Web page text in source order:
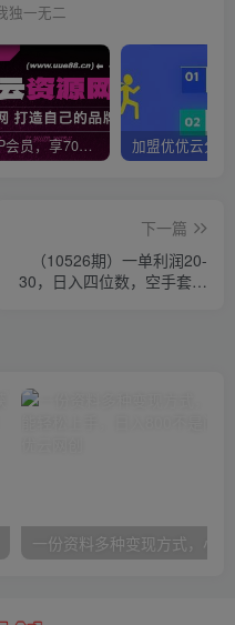
独一无二
加入VIP会员，享70%的推广提成，免费学习多种网上创业课程，菜鸟秒变大神！
下一篇
（10526期）一单利润20-
30，日入四位数，空手套白